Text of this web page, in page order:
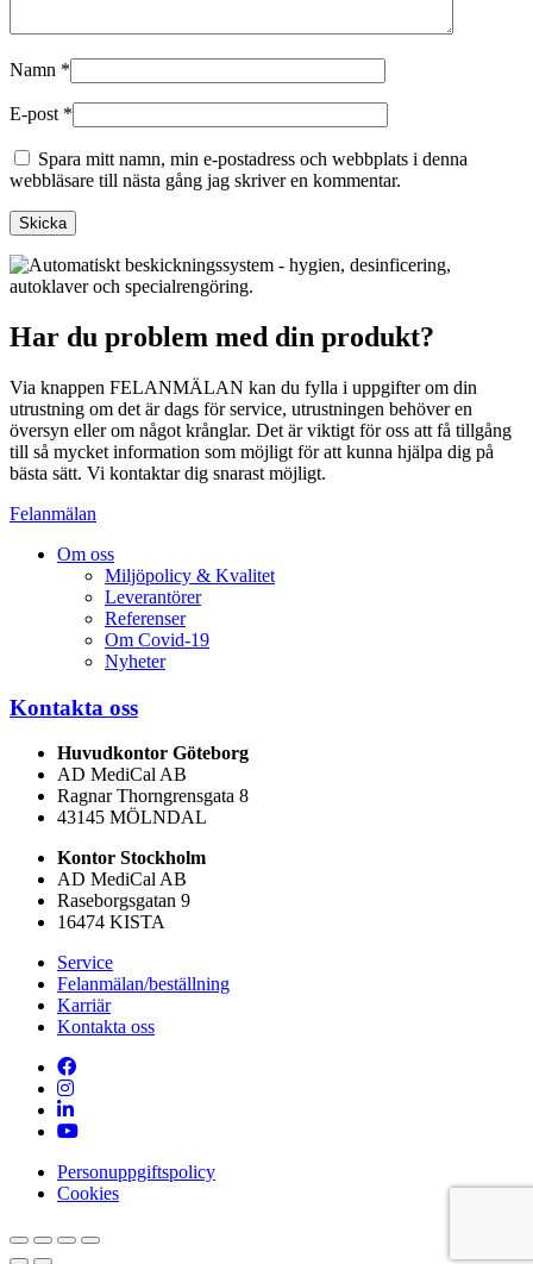
Namn *
E-post *
Spara mitt namn, min e-postadress och webbplats i denna
webbläsare till nästa gång jag skriver en kommentar.
Har du problem med din produkt?
Via knappen FELANMÄLAN kan du fylla i uppgifter om din
utrustning om det är dags för service, utrustningen behöver en
översyn eller om något krånglar. Det är viktigt för oss att få tillgång
till så mycket information som möjligt för att kunna hjälpa dig på
bästa sätt. Vi kontaktar dig snarast möjligt.
Felanmälan
Om oss
Miljöpolicy & Kvalitet
Leverantörer
Referenser
Om Covid-19
Nyheter
Kontakta oss
Huvudkontor Göteborg
AD MediCal AB
Ragnar Thorngrensgata 8
43145 MÖLNDAL
Kontor Stockholm
AD MediCal AB
Raseborgsgatan 9
16474 KISTA
Service
Felanmälan/beställning
Karriär
Kontakta oss
Personuppgiftspolicy
Cookies